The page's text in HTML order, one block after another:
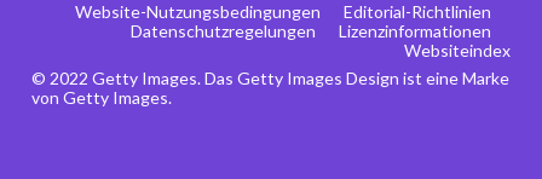
© 2022 Getty Images. Das Getty Images Design ist eine Marke
von Getty Images.
Website-Nutzungsbedingungen
Editorial-Richtlinien
Datenschutzregelungen
Lizenzinformationen
Websiteindex